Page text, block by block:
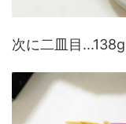
次に二皿目